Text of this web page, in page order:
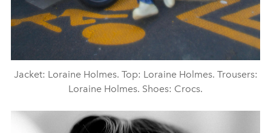
Jacket: Loraine Holmes. Top: Loraine Holmes. Trousers:
Loraine Holmes. Shoes: Crocs.